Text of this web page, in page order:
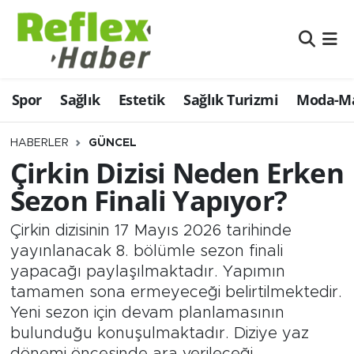
Spor Sağlık Estetik Sağlık Turizmi Moda-
HABERLER GÜNCEL
Çirkin Dizisi Neden Erken
Sezon Finali Yapıyor?
Çirkin dizisinin 17 Mayıs 2026 tarihinde
yayınlanacak 8. bölümle sezon finali
yapacağı paylaşılmaktadır. Yapımın
tamamen sona ermeyeceği belirtilmektedir.
Yeni sezon için devam planlamasının
bulunduğu konuşulmaktadır. Diziye yaz
Eğitim
Estetik
Firmalardan
Güncel
İş ve Ekonomi
Sağlık
Sağlık Turizmi
Nöbetçi Eczaneler
Hava Durumu
Namaz Vakitleri
Trafik Durumu
Şampiyonlar Ligi Puan Durumu ve Fikstür
Son Dakika Haberleri
Haber Arşivi